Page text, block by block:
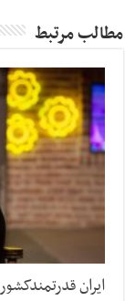
مطالب مرتبط
ایران